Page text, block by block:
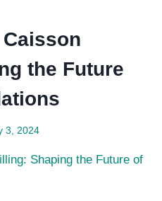
the Future
3, 2024
Shaping the Future of